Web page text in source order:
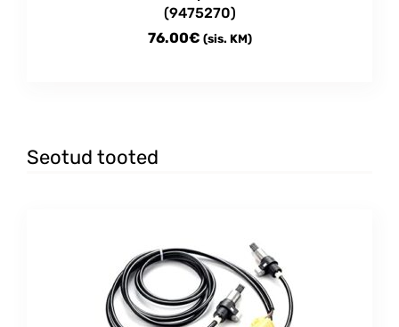
(9475270)
76.00€ (sis. KM)
Seotud tooted